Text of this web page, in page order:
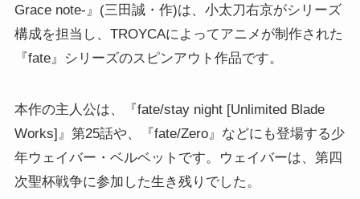
Grace note-』(三田誠・作)は、小太刀右京がシリーズ
構成を担当し、TROYCAによってアニメが制作された
『fate』シリーズのスピンアウト作品です。
本作の主人公は、『fate/stay night [Unlimited Blade
Works]』第25話や、『fate/Zero』などにも登場する少
年ウェイバー・ベルベットです。ウェイバーは、第四
次聖杯戦争に参加した生き残りでした。